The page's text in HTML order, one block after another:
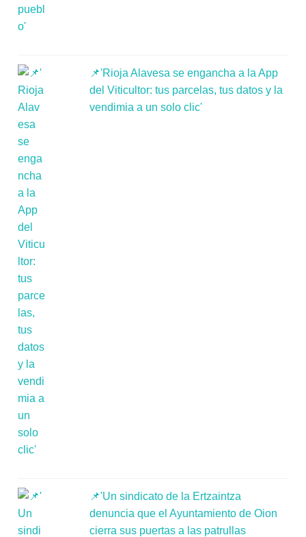
📌'Rioja Alavesa se engancha a la App
del Viticultor: tus parcelas, tus datos y la
vendimia a un solo clic'
📌'Un sindicato de la Ertzaintza
denuncia que el Ayuntamiento de Oion
cierra sus puertas a las patrullas